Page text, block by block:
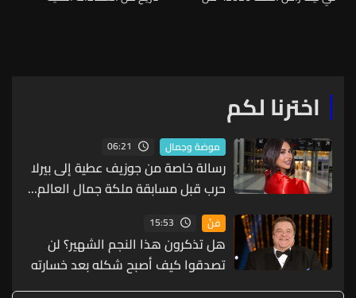
اخترنا لكم
موضة وجمال 06:21
رسالة خاصة من جوزيف عطية إلى بيرلا
حرب قبل مسابقة ملكة جمال العالم...
ماذا قال لها؟ (صورة)
فنّ 15:53
هل تذكرون هذا النجم الشهير؟ لن
تصدقوا كيف أصبح شكله بعد خسارته
90 كيلوغراماً! (صورة)